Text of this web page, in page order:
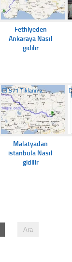
Fethiyeden
Ankaraya Nasıl
gidilir
☐571 Tıklanma
Malatyadan
istanbula Nasıl
gidilir